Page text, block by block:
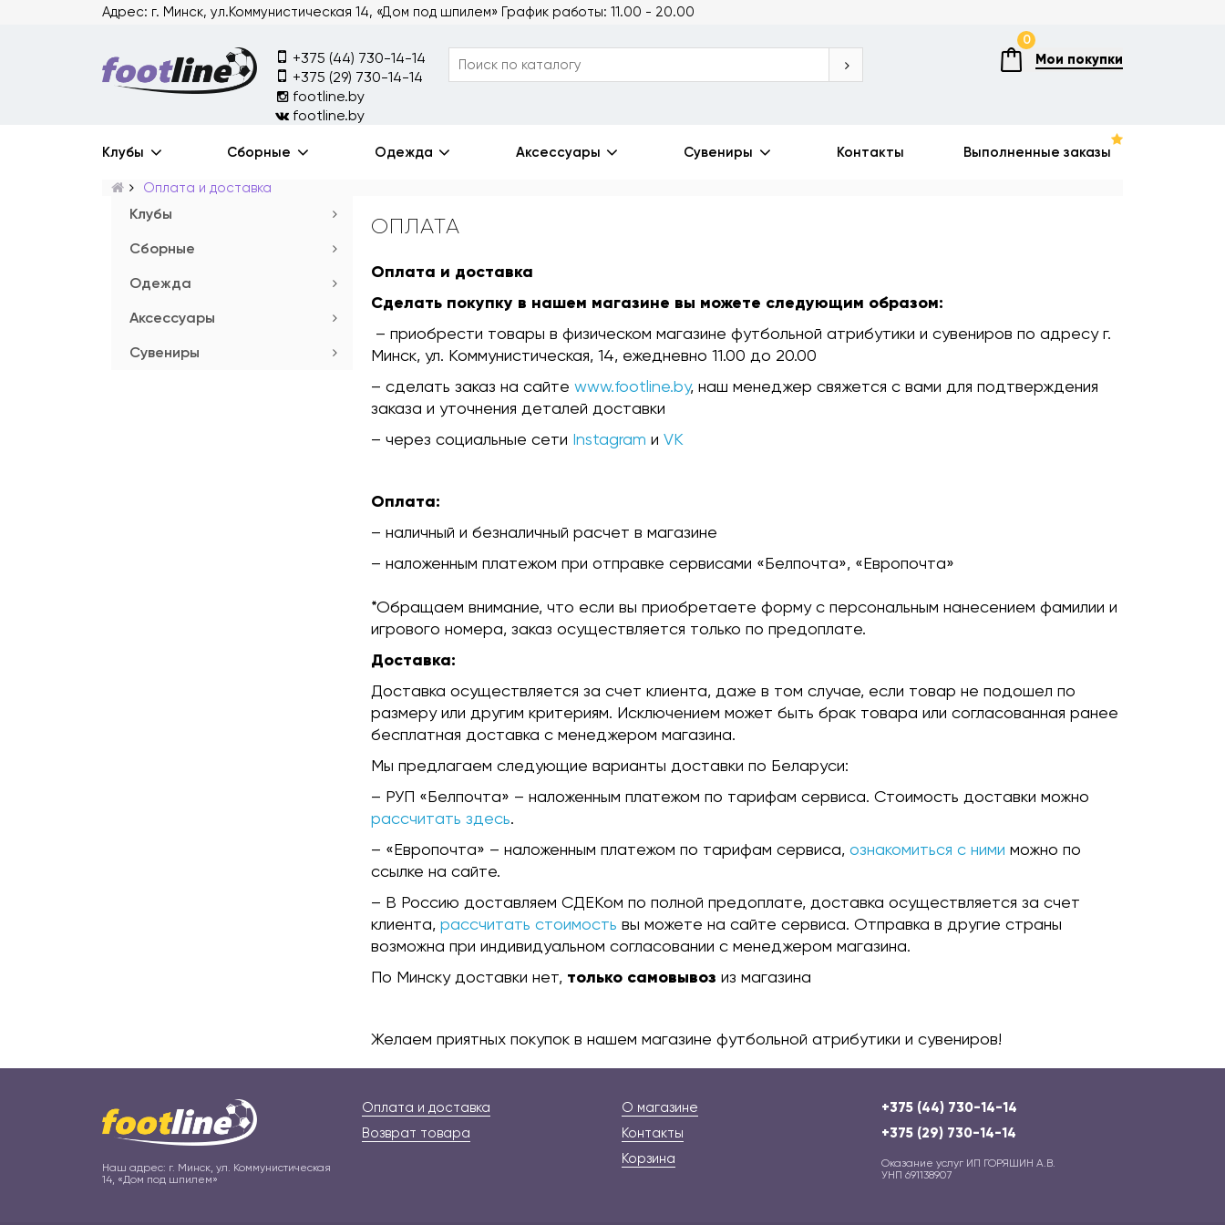
Адрес: г. Минск, ул.Коммунистическая 14, «Дом под шпилем» График работы: 11.00 - 20.00
+375 (44) 730-14-14
+375 (29) 730-14-14
footline.by
footline.by
0
Мои покупки
Клубы Сборные Одежда Аксессуары Сувениры Контакты Выполненные заказы
Оплата и доставка
Клубы
Сборные
Одежда
Аксессуары
Сувениры
ОПЛАТА
Оплата и доставка
Сделать покупку в нашем магазине вы можете следующим образом:
– приобрести товары в физическом магазине футбольной атрибутики и сувениров по адресу г.
Минск, ул. Коммунистическая, 14, ежедневно 11.00 до 20.00
– сделать заказ на сайте www.footline.by, наш менеджер свяжется с вами для подтверждения
заказа и уточнения деталей доставки
– через социальные сети Instagram и VK
Оплата:
– наличный и безналичный расчет в магазине
– наложенным платежом при отправке сервисами «Белпочта», «Европочта»
*Обращаем внимание, что если вы приобретаете форму с персональным нанесением фамилии и
игрового номера, заказ осуществляется только по предоплате.
Доставка:
Доставка осуществляется за счет клиента, даже в том случае, если товар не подошел по
размеру или другим критериям. Исключением может быть брак товара или согласованная ранее
бесплатная доставка с менеджером магазина.
Мы предлагаем следующие варианты доставки по Беларуси:
– РУП «Белпочта» – наложенным платежом по тарифам сервиса. Стоимость доставки можно
рассчитать здесь.
– «Европочта» – наложенным платежом по тарифам сервиса, ознакомиться с ними можно по
ссылке на сайте.
– В Россию доставляем СДЕКом по полной предоплате, доставка осуществляется за счет
клиента, рассчитать стоимость вы можете на сайте сервиса. Отправка в другие страны
возможна при индивидуальном согласовании с менеджером магазина.
По Минску доставки нет, только самовывоз из магазина
Желаем приятных покупок в нашем магазине футбольной атрибутики и сувениров!
Наш адрес: г. Минск, ул. Коммунистическая
14, «Дом под шпилем»
Оплата и доставка
Возврат товара
О магазине
Контакты
Корзина
+375 (44) 730-14-14
+375 (29) 730-14-14
Оказание услуг ИП ГОРЯШИН А.В.
УНП 691138907